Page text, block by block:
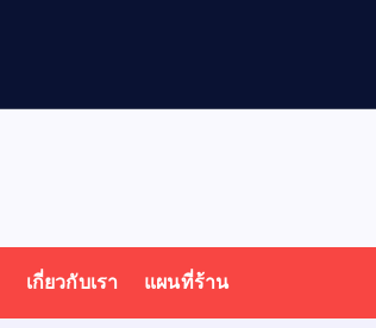
เกี่ยวกับเรา แผนที่ร้าน